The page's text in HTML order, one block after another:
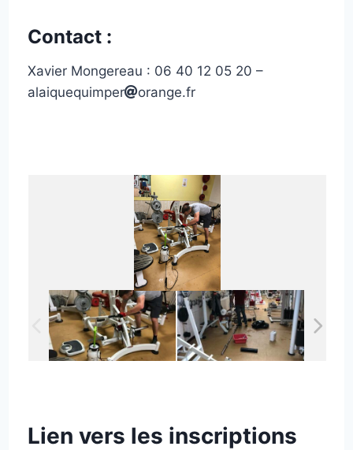
Contact :
Xavier Mongereau : 06 40 12 05 20 –
alaiquequimper
orange.fr
Lien vers les inscriptions